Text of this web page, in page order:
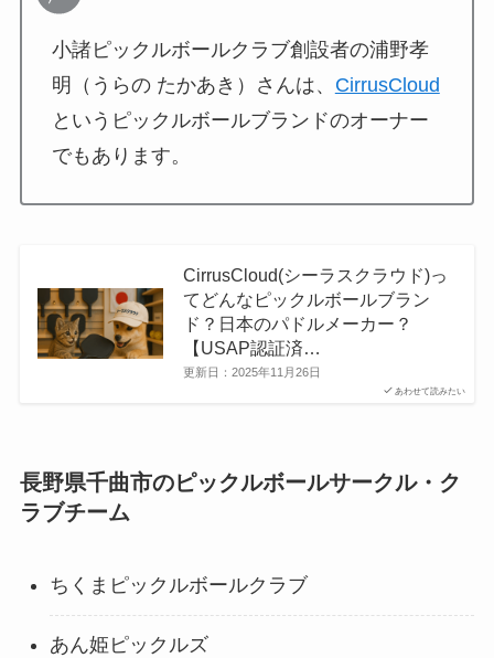
小諸ピックルボールクラブ創設者の浦野孝
明（うらの たかあき）さんは、 CirrusCloud
というピックルボールブランドのオーナー
でもあります。
あわせて読みたい
CirrusCloud(シーラスクラウド)っ
てどんなピックルボールブラン
ド？日本のパドルメーカー？
【USAP認証済…
更新日： 2025年11月26日
長野県千曲市のピックルボールサークル・ク
ラブチーム
ちくまピックルボールクラブ
あん姫ピックルズ